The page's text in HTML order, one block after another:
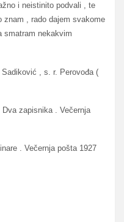
i neistinito podvali , te
, rado dajem svakome
smatram nekakvim
, s. r. Perovođa (
Dva zapisnika . Večernja
. Večernja pošta 1927